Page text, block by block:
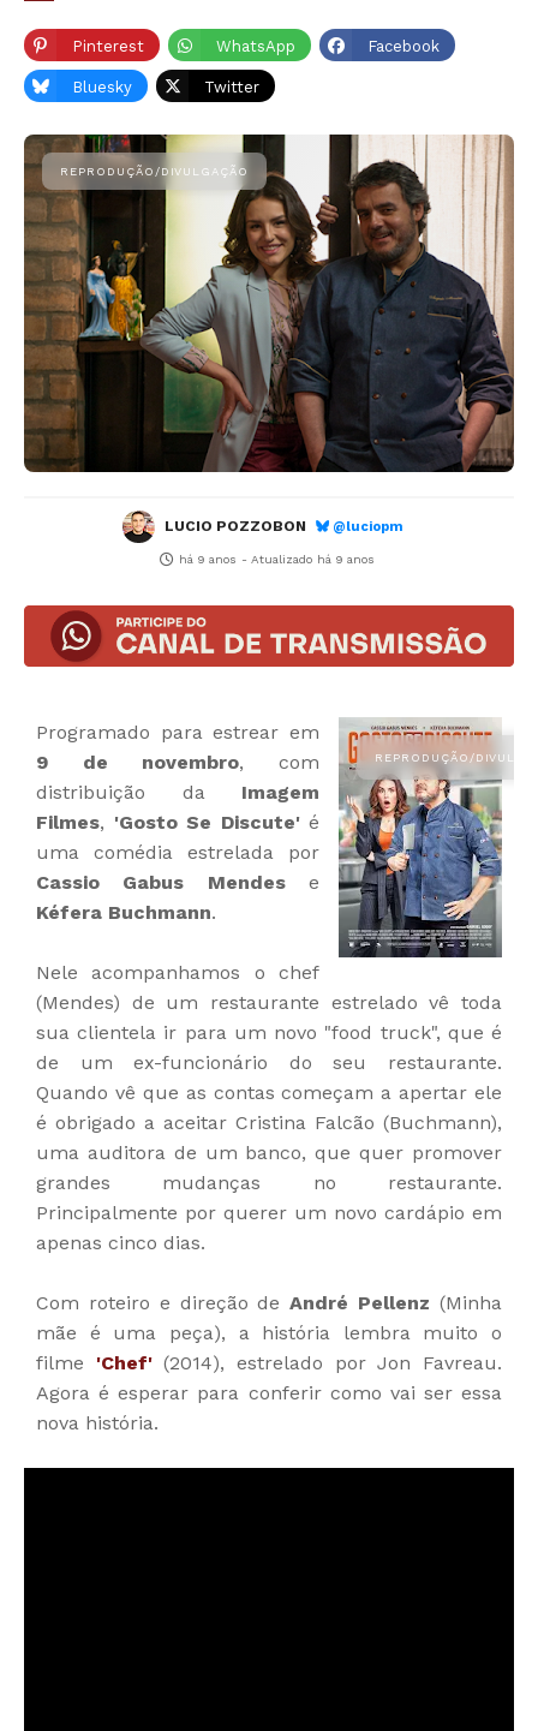
Pinterest WhatsApp Facebook
Bluesky Twitter
LUCIO POZZOBON @luciopm
há 9 anos - Atualizado há 9 anos
Programado para estrear em
9 de novembro, com
distribuição da Imagem
Filmes, 'Gosto Se Discute'é
uma comédia estrelada por
Cassio Gabus Mendese
Kéfera Buchmann.
Nele acompanhamos o chef
(Mendes) de um restaurante estrelado vê toda
sua clientela ir para um novo "food truck", que é
de um ex-funcionário do seu restaurante.
Quando vê que as contas começam a apertar ele
é obrigado a aceitar Cristina Falcão (Buchmann),
uma auditora de um banco, que quer promover
grandes mudanças no restaurante.
Principalmente por querer um novo cardápio em
apenas cinco dias.
Com roteiro e direção deAndré Pellenz (Minha
mãe é uma peça), a história lembra muito o
filme 'Chef'(2014), estrelado por Jon Favreau.
Agora é esperar para conferir como vai ser essa
nova história.